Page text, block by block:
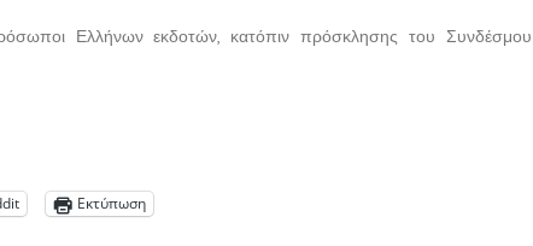
Ελλήνων εκδοτών, κατόπιν πρόσκλησης του Συνδέσμου
Εκτύπωση